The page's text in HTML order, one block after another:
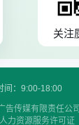
关注
间：9:00-18:00
告传媒有限责任公司
人力资源服务许可证